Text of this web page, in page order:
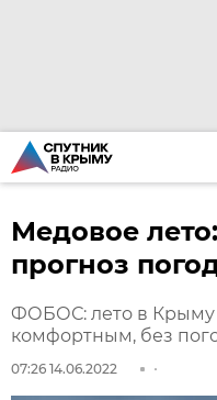
Медовое
прогноз
ФОБОС: лето в
комфортным, без
07:26 14.06.2022